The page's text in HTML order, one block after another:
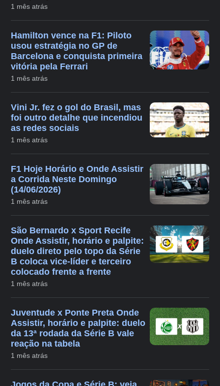
1 mês atrás
Hamilton vence na F1: Piloto
usou estratégia no GP de
Barcelona e conquista primeira
vitória pela Ferrari
1 mês atrás
Vini Jr. fez o gol do Brasil, mas
foi outro detalhe que incendiou
as redes sociais
1 mês atrás
F1 Hoje Horário e Onde Assistir
a Corrida Neste Domingo
(14/06/2026)
1 mês atrás
São Bernardo x Sport Recife
Onde Assistir, horário e palpite:
duelo direto pelo topo da Série
B coloca vice-líder e terceiro
colocado frente a frente
1 mês atrás
Juventude x Ponte Preta Onde
Assistir, horário e palpite: duelo
da 13ª rodada da Série B vale
reação na tabela
1 mês atrás